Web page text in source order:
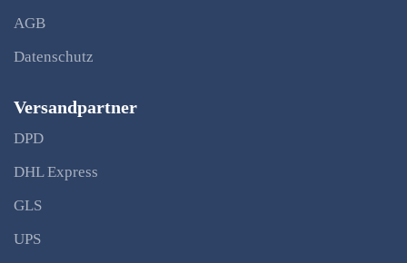
AGB
Datenschutz
Versandpartner
DPD
DHL Express
GLS
UPS